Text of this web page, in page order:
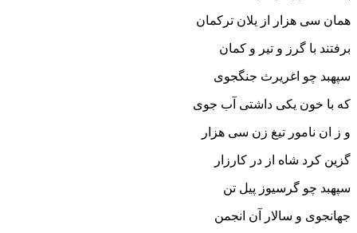
همان سى هزار از یلان ترکمان
برفتند با گرز و تیر و کمان‏
سپهبد چو اغریرث جنگجوى
که با خون یکى داشتى آب جوى‏
و ز ان نامور تیغ زن سى هزار
گزین کرد شاه از در کارزار
سپهبد چو گرسیوز پیل تن
جهانجوى و سالار آن انجمن‏